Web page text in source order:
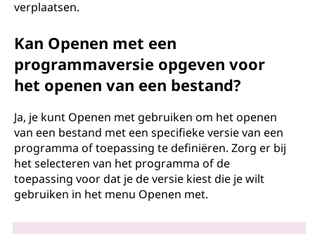
verplaatsen.
Kan Openen met een
programmaversie opgeven voor
het openen van een bestand?
Ja, je kunt Openen met gebruiken om het openen
van een bestand met een specifieke versie van een
programma of toepassing te definiëren. Zorg er bij
het selecteren van het programma of de
toepassing voor dat je de versie kiest die je wilt
gebruiken in het menu Openen met.